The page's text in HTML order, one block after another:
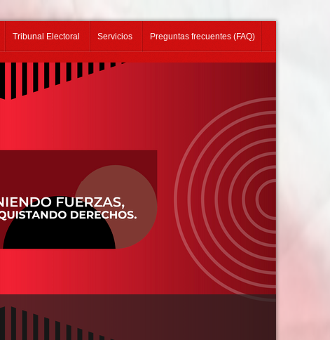
Tribunal Electoral Servicios Preguntas frecuentes (FAQ)